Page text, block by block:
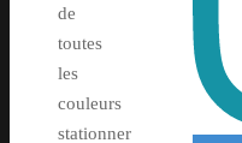
de
toutes
les
couleurs
stationner